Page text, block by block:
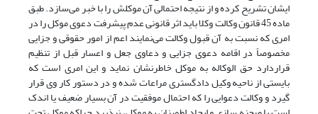
ایشان تشریح کرده و از نتیجه احتمالی آن موکلش را با خبر می‌سازد. طبق
ماده 45 قانون وکالت وکلا باید اثر قانونی عدم پیشرفت دعوی موکل را در
امری که نسبت به آن قبول وکالت می‌نمایند اعم از امور حقوقی و جزایی
مخصوصاً در اقامه دعوی جزایی و دعاوی جعل و اعسار قبل از تنظیم
قراردارد حق الوکاله به موکل خاطرنشان نماید و این امری است که
بایستی از ناحیه وکیل دادگستری مراعات شده و در دستور کار وی قرار
گیرد و وکالت دعوایی را که احتمال موفقیت در آن بسیار ضعیف یا اندک